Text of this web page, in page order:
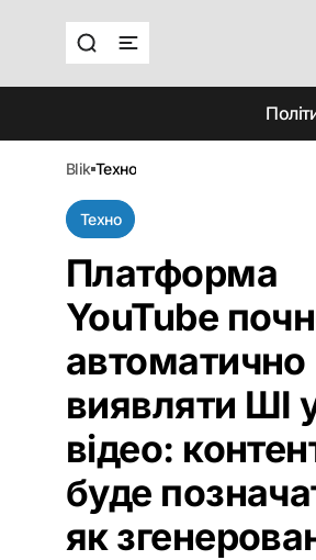
blik техно
Техно
Платформа
YouTube
автоматично
виявляти ШІ
відео:
буде
як